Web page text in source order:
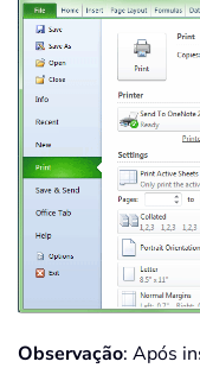
Observação: Após